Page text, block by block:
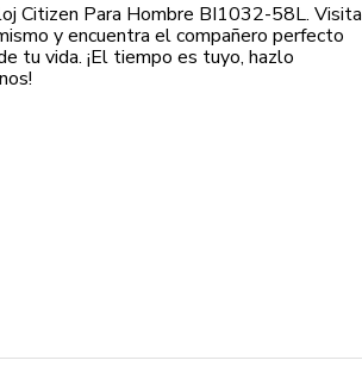
Citizen Para Hombre BI1032-58L. Visita
y encuentra el compañero perfecto
tu vida. ¡El tiempo es tuyo, hazlo